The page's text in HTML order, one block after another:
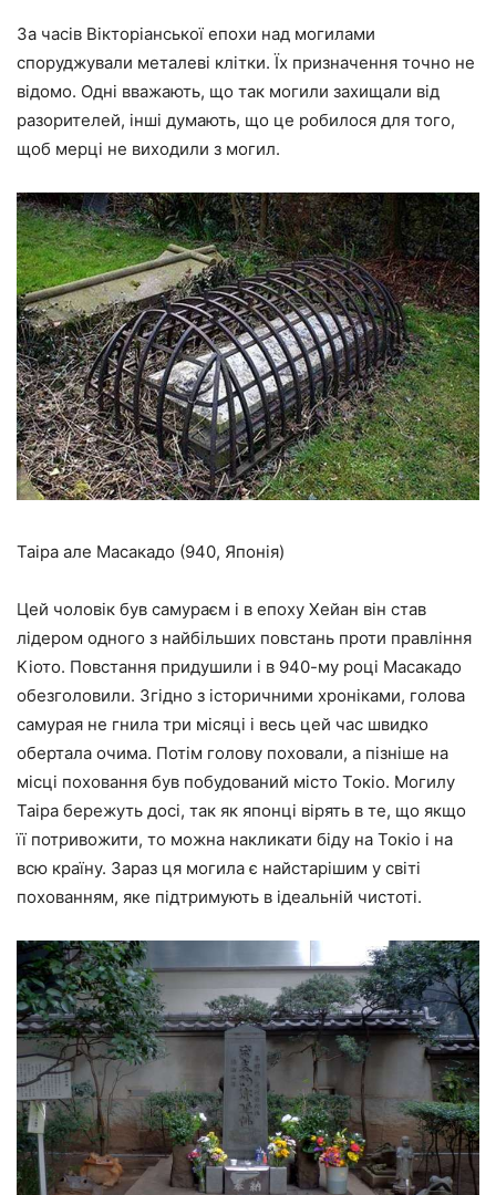
За часів Вікторіанської епохи над могилами
споруджували металеві клітки. Їх призначення точно не
відомо. Одні вважають, що так могили захищали від
разорителей, інші думають, що це робилося для того,
щоб мерці не виходили з могил.
Таіра але Масакадо (940, Японія)
Цей чоловік був самураєм і в епоху Хейан він став
лідером одного з найбільших повстань проти правління
Кіото. Повстання придушили і в 940-му році Масакадо
обезголовили. Згідно з історичними хроніками, голова
самурая не гнила три місяці і весь цей час швидко
обертала очима. Потім голову поховали, а пізніше на
місці поховання був побудований місто Токіо. Могилу
Таіра бережуть досі, так як японці вірять в те, що якщо
її потривожити, то можна накликати біду на Токіо і на
всю країну. Зараз ця могила є найстарішим у світі
похованням, яке підтримують в ідеальній чистоті.